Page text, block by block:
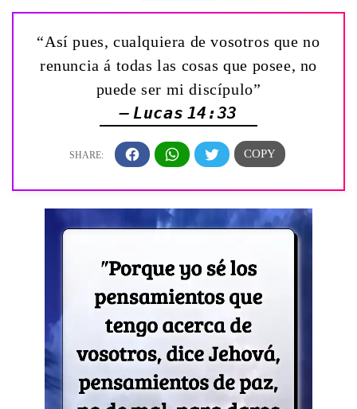
“Así pues, cualquiera de vosotros que no
renuncia á todas las cosas que posee, no
puede ser mi discípulo”
— Lucas 14:33